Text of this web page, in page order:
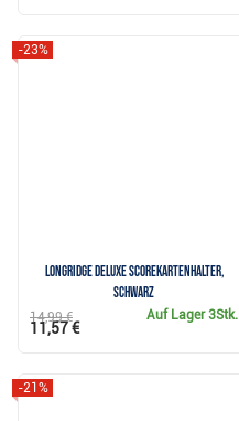
Longridge Deluxe Scorekartenhalter,
schwarz
-23%
Auf Lager3Stk.
14,99 €
11,57 €
-21%